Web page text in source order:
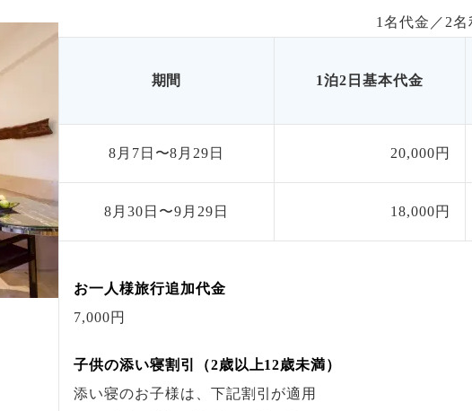
1名代金／ 2名
期間 1泊2日基本代金
8月7日〜8月29日 20,000円
8月30日〜9月29日 18,000円
お一人様旅行追加代金
7,000円
子供の添い寝割引（2歳以上12歳未満）
添い寝のお子様は、下記割引が適用